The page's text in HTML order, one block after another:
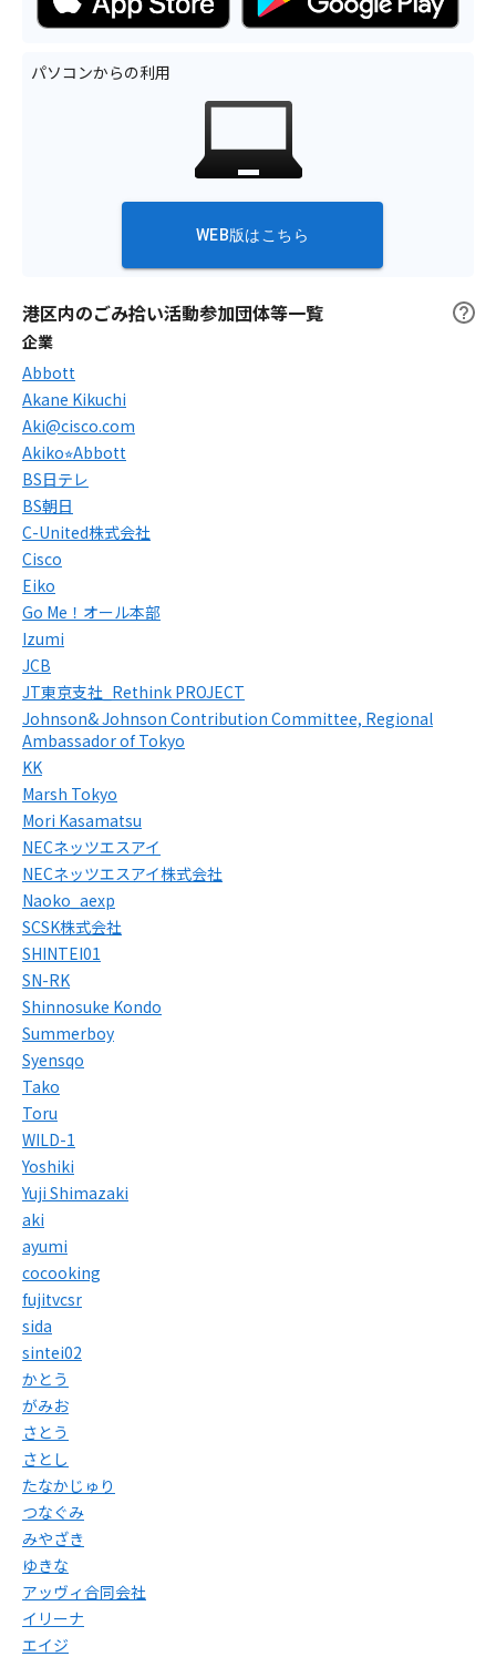
パソコンからの利用
WEB版はこちら
港区内のごみ拾い活動参加団体等一覧
企業
Abbott
Akane Kikuchi
Aki@cisco.com
Akiko⭐︎Abbott
BS日テレ
BS朝日
C-United株式会社
Cisco
Eiko
Go Me！オール本部
Izumi
JCB
JT東京支社_Rethink PROJECT
Johnson& Johnson Contribution Committee, Regional
Ambassador of Tokyo
KK
Marsh Tokyo
Mori Kasamatsu
NECネッツエスアイ
NECネッツエスアイ株式会社
Naoko_aexp
SCSK株式会社
SHINTEI01
SN-RK
Shinnosuke Kondo
Summerboy
Syensqo
Tako
Toru
WILD-1
Yoshiki
Yuji Shimazaki
aki
ayumi
cocooking
fujitvcsr
sida
sintei02
かとう
がみお
さとう
さとし
たなかじゅり
つなぐみ
みやざき
ゆきな
アッヴィ合同会社
イリーナ
エイジ